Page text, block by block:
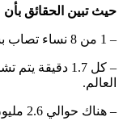
حيث تبين الحقائق بأن
– 1 من 8 نساء تصاب بسرطان الثدي في مرحلة من مراحل حياتها.
– كل 1.7
العالم.
– هناك حوالي 2.6 مليون امرأة ناجية من سرطان الثدي في العالم.